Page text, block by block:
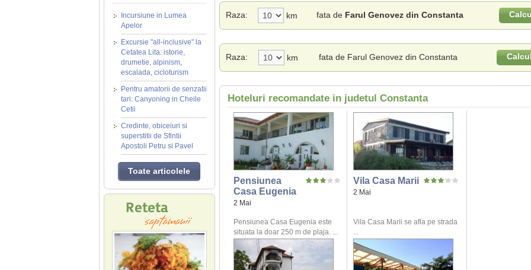
Incursiune in Lumea
Apelor
Excursie "all-inclusive" la
Cetatea Lita: istorie,
drumetie, alpinism,
escalada, cicloturism
Pentru amatorii de senzatii
tari: Canyoning in Cheile
Cetii
Credinte, obiceiuri si
superstitii de Sfintii
Apostoli Petru si Pavel
Toate articolele
Raza: km fata de Farul Genovez din Constanta
Raza: km fata de Farul Genovez din Constanta
Hoteluri recomandate in judetul Constanta
Pensiunea
Casa Eugenia
2 Mai
Pensiunea Casa Eugenia este
situata la doar 250 m de plaja. ...
Vila Casa Marii
2 Mai
Vila Casa Marii se afla pe strada
...